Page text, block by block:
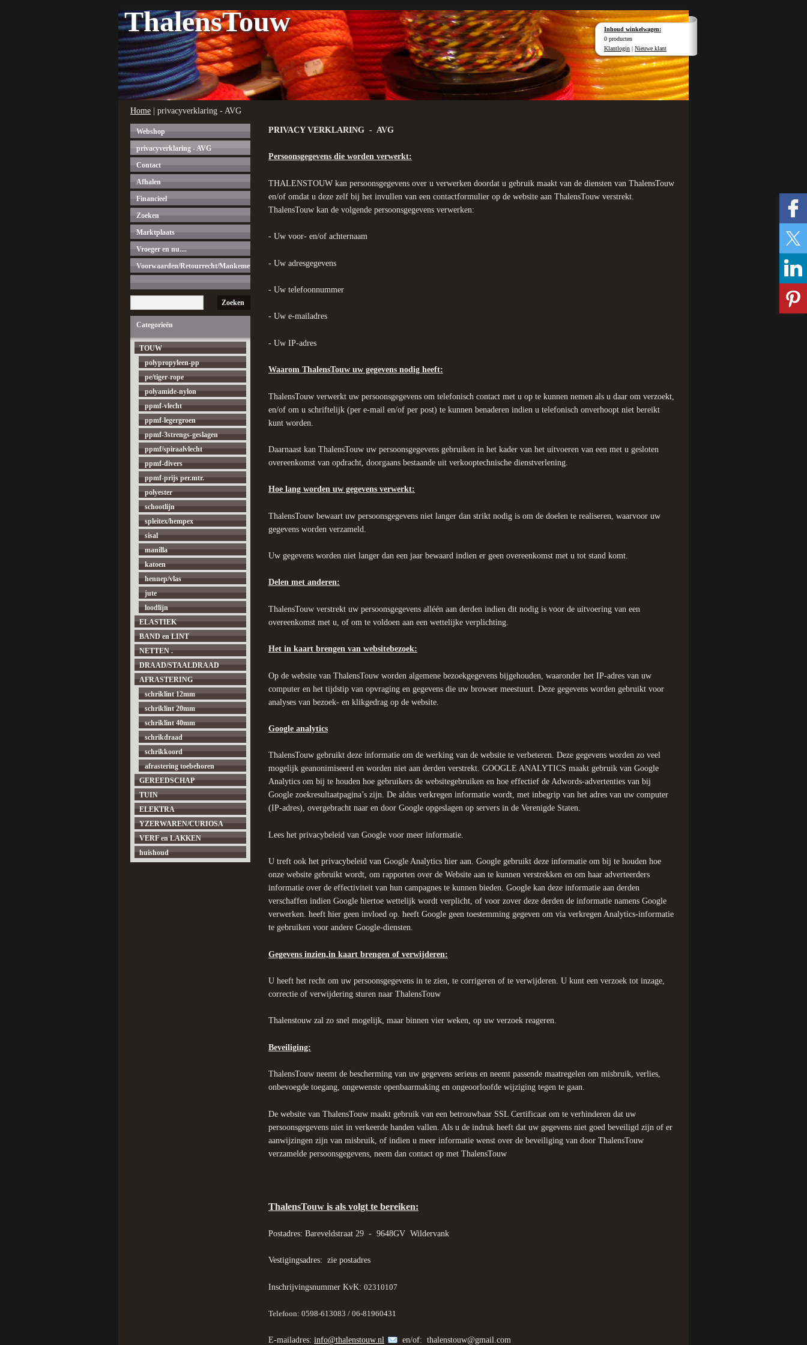
Inhoud winkelwagen:
0 producten
Klantlogin | Nieuwe klant
ThalensTouw
Home | privacyverklaring - AVG
Webshop
privacyverklaring - AVG
Contact
Afhalen
Financieel
Zoeken
Marktplaats
Vroeger en nu....
Voorwaarden/Retourrecht/Mankementen.
Zoeken
Categorieën
TOUW
polypropyleen-pp
pe/tiger-rope
polyamide-nylon
ppmf-vlecht
ppmf-legergroen
ppmf-3strengs-geslagen
ppmf/spiraalvlecht
ppmf-divers
ppmf-prijs per.mtr.
polyester
schootlijn
spleitex/hempex
sisal
manilla
katoen
hennep/vlas
jute
loodlijn
ELASTIEK
BAND en LINT
NETTEN .
DRAAD/STAALDRAAD
AFRASTERING
schriklint 12mm
schriklint 20mm
schriklint 40mm
schrikdraad
schrikkoord
afrastering toebehoren
GEREEDSCHAP
TUIN
ELEKTRA
YZERWAREN/CURIOSA
VERF en LAKKEN
huishoud
PRIVACY VERKLARING - AVG
Persoonsgegevens die worden verwerkt:
THALENSTOUW kan persoonsgegevens over u verwerken doordat u gebruik maakt van de diensten van ThalensTouw
en/of omdat u deze zelf bij het invullen van een contactformulier op de website aan ThalensTouw verstrekt.
ThalensTouw kan de volgende persoonsgegevens verwerken:
- Uw voor- en/of achternaam
- Uw adresgegevens
- Uw telefoonnummer
- Uw e-mailadres
- Uw IP-adres
Waarom ThalensTouw uw gegevens nodig heeft:
ThalensTouw verwerkt uw persoonsgegevens om telefonisch contact met u op te kunnen nemen als u daar om verzoekt,
en/of om u schriftelijk (per e-mail en/of per post) te kunnen benaderen indien u telefonisch onverhoopt niet bereikt
kunt worden.
Daarnaast kan ThalensTouw uw persoonsgegevens gebruiken in het kader van het uitvoeren van een met u gesloten
overeenkomst van opdracht, doorgaans bestaande uit verkooptechnische dienstverlening.
Hoe lang worden uw gegevens verwerkt:
ThalensTouw bewaart uw persoonsgegevens niet langer dan strikt nodig is om de doelen te realiseren, waarvoor uw
gegevens worden verzameld.
Uw gegevens worden niet langer dan een jaar bewaard indien er geen overeenkomst met u tot stand komt.
Delen met anderen:
ThalensTouw verstrekt uw persoonsgegevens alléén aan derden indien dit nodig is voor de uitvoering van een
overeenkomst met u, of om te voldoen aan een wettelijke verplichting.
Het in kaart brengen van websitebezoek:
Op de website van ThalensTouw worden algemene bezoekgegevens bijgehouden, waaronder het IP-adres van uw
computer en het tijdstip van opvraging en gegevens die uw browser meestuurt. Deze gegevens worden gebruikt voor
analyses van bezoek- en klikgedrag op de website.
Google analytics
ThalensTouw gebruikt deze informatie om de werking van de website te verbeteren. Deze gegevens worden zo veel
mogelijk geanonimiseerd en worden niet aan derden verstrekt. GOOGLE ANALYTICS maakt gebruik van Google
Analytics om bij te houden hoe gebruikers de websitegebruiken en hoe effectief de Adwords-advertenties van bij
Google zoekresultaatpagina’s zijn. De aldus verkregen informatie wordt, met inbegrip van het adres van uw computer
(IP-adres), overgebracht naar en door Google opgeslagen op servers in de Verenigde Staten.
Lees het privacybeleid van Google voor meer informatie.
U treft ook het privacybeleid van Google Analytics hier aan. Google gebruikt deze informatie om bij te houden hoe
onze website gebruikt wordt, om rapporten over de Website aan te kunnen verstrekken en om haar adverteerders
informatie over de effectiviteit van hun campagnes te kunnen bieden. Google kan deze informatie aan derden
verschaffen indien Google hiertoe wettelijk wordt verplicht, of voor zover deze derden de informatie namens Google
verwerken. heeft hier geen invloed op. heeft Google geen toestemming gegeven om via verkregen Analytics-informatie
te gebruiken voor andere Google-diensten.
Gegevens inzien,in kaart brengen of verwijderen:
U heeft het recht om uw persoonsgegevens in te zien, te corrigeren of te verwijderen. U kunt een verzoek tot inzage,
correctie of verwijdering sturen naar ThalensTouw
Thalenstouw zal zo snel mogelijk, maar binnen vier weken, op uw verzoek reageren.
Beveiliging:
ThalensTouw neemt de bescherming van uw gegevens serieus en neemt passende maatregelen om misbruik, verlies,
onbevoegde toegang, ongewenste openbaarmaking en ongeoorloofde wijziging tegen te gaan.
De website van ThalensTouw maakt gebruik van een betrouwbaar SSL Certificaat om te verhinderen dat uw
persoonsgegevens niet in verkeerde handen vallen. Als u de indruk heeft dat uw gegevens niet goed beveiligd zijn of er
aanwijzingen zijn van misbruik, of indien u meer informatie wenst over de beveiliging van door ThalensTouw
verzamelde persoonsgegevens, neem dan contact op met ThalensTouw
ThalensTouw is als volgt te bereiken:
Postadres: Bareveldstraat 29 - 9648GV Wildervank
Vestigingsadres: zie postadres
Inschrijvingsnummer KvK: 02310107
Telefoon: 0598-613083 / 06-81960431
E-mailadres: info@thalenstouw.nl en/of: thalenstouw@gmail.com